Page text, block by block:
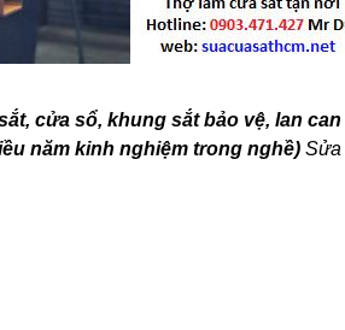
cửa sổ, khung sắt bảo vệ, lan
năm kinh nghiệm trong nghề) Sửa